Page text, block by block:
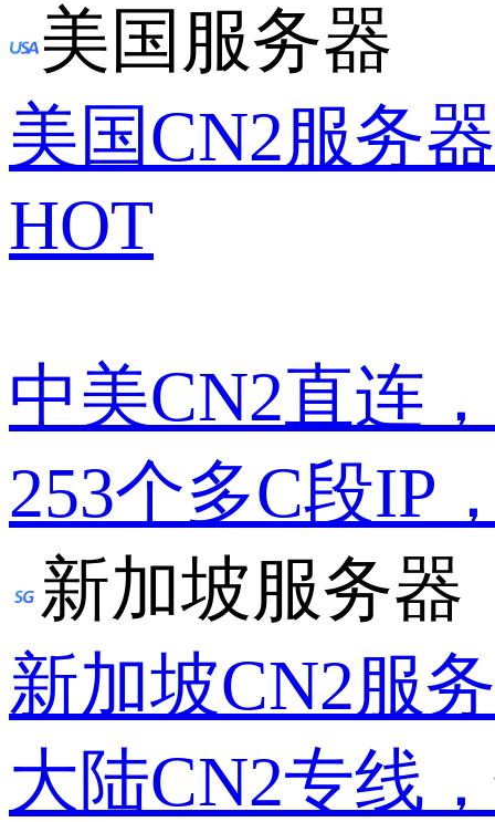
美国服务器
美国CN2服务器
HOT
中美CN2直连
253个多C段IP
新加坡服务器
新加坡CN2服
大陆CN2专线